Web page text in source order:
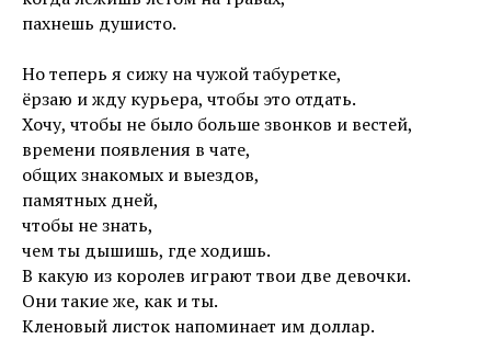
пахнешь душисто.
Но теперь я сижу на чужой табуретке,
ёрзаю и жду курьера, чтобы это отдать.
Хочу, чтобы не было больше звонков и вестей,
времени появления в чате,
общих знакомых и выездов,
памятных дней,
чтобы не знать,
чем ты дышишь, где ходишь.
В какую из королев играют твои две девочки.
Они такие же, как и ты.
Кленовый листок напоминает им доллар.